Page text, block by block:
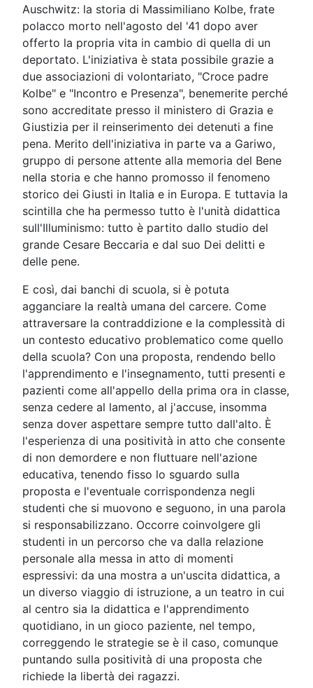
Auschwitz: la storia di Massimiliano Kolbe, frate
polacco morto nell'agosto del '41 dopo aver
offerto la propria vita in cambio di quella di un
deportato. L'iniziativa è stata possibile grazie a
due associazioni di volontariato, "Croce padre
Kolbe" e "Incontro e Presenza", benemerite perché
sono accreditate presso il ministero di Grazia e
Giustizia per il reinserimento dei detenuti a fine
pena. Merito dell'iniziativa in parte va a Gariwo,
gruppo di persone attente alla memoria del Bene
nella storia e che hanno promosso il fenomeno
storico dei Giusti in Italia e in Europa. E tuttavia la
scintilla che ha permesso tutto è l'unità didattica
sull'Illuminismo: tutto è partito dallo studio del
grande Cesare Beccaria e dal suo Dei delitti e
delle pene.
E così, dai banchi di scuola, si è potuta
agganciare la realtà umana del carcere. Come
attraversare la contraddizione e la complessità di
un contesto educativo problematico come quello
della scuola? Con una proposta, rendendo bello
l'apprendimento e l'insegnamento, tutti presenti e
pazienti come all'appello della prima ora in classe,
senza cedere al lamento, al j'accuse, insomma
senza dover aspettare sempre tutto dall'alto. È
l'esperienza di una positività in atto che consente
di non demordere e non fluttuare nell'azione
educativa, tenendo fisso lo sguardo sulla
proposta e l'eventuale corrispondenza negli
studenti che si muovono e seguono, in una parola
si responsabilizzano. Occorre coinvolgere gli
studenti in un percorso che va dalla relazione
personale alla messa in atto di momenti
espressivi: da una mostra a un'uscita didattica, a
un diverso viaggio di istruzione, a un teatro in cui
al centro sia la didattica e l'apprendimento
quotidiano, in un gioco paziente, nel tempo,
correggendo le strategie se è il caso, comunque
puntando sulla positività di una proposta che
richiede la libertà dei ragazzi.